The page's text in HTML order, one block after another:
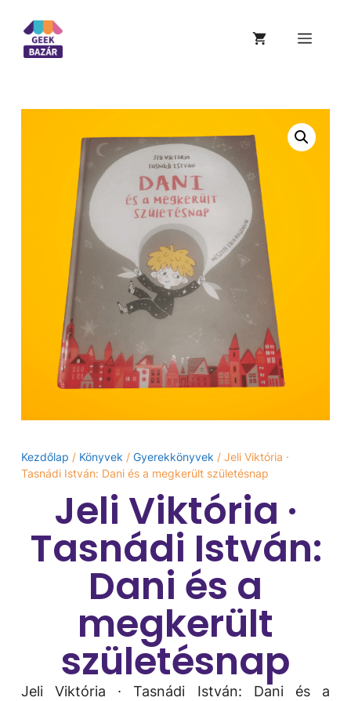
Kezdőlap / Könyvek / Gyerekkönyvek / Jeli Viktória ·
Tasnádi István: Dani ​és a megkerült születésnap
Jeli Viktória ·
Tasnádi István:
Dani ​és a
megkerült
születésnap
Jeli Viktória · Tasnádi István: Dani ​és a